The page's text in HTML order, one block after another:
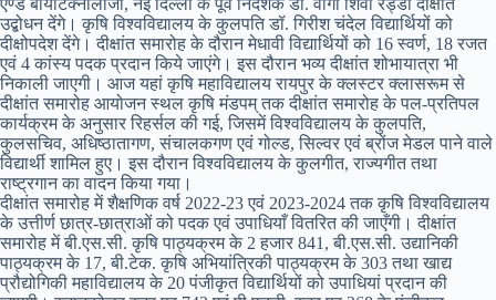
एण्ड बायोटेक्नोलॉजी, नई दिल्ली के पूर्व निदेशक डॉ. वांगा शिवा रेड्डी दीक्षांत
उद्बोधन देंगे। कृषि विश्वविद्यालय के कुलपति डॉ. गिरीश चंदेल विद्यार्थियों को
दीक्षोपदेश देंगे। दीक्षांत समारोह के दौरान मेधावी विद्यार्थियों को 16 स्वर्ण, 18 रजत
एवं 4 कांस्य पदक प्रदान किये जाएंगे। इस दौरान भव्य दीक्षांत शोभायात्रा भी
निकाली जाएगी। आज यहां कृषि महाविद्यालय रायपुर के क्लस्टर क्लासरूम से
दीक्षांत समारोह आयोजन स्थल कृषि मंडपम् तक दीक्षांत समारोह के पल-प्रतिपल
कार्यक्रम के अनुसार रिहर्सल की गई, जिसमें विश्वविद्यालय के कुलपति,
कुलसचिव, अधिष्ठातागण, संचालकगण एवं गोल्ड, सिल्वर एवं ब्रोंज मेडल पाने वाले
विद्यार्थी शामिल हुए। इस दौरान विश्वविद्यालय के कुलगीत, राज्यगीत तथा
राष्ट्रगान का वादन किया गया।
दीक्षांत समारोह में शैक्षणिक वर्ष 2022-23 एवं 2023-2024 तक कृषि विश्वविद्यालय
के उत्तीर्ण छात्र-छात्राओं को पदक एवं उपाधियाँ वितरित की जाएँगी। दीक्षांत
समारोह में बी.एस.सी. कृषि पाठ्यक्रम के 2 हजार 841, बी.एस.सी. उद्यानिकी
पाठ्यक्रम के 17, बी.टेक. कृषि अभियांत्रिकी पाठ्यक्रम के 303 तथा खाद्य
प्रौद्योगिकी महाविद्यालय के 20 पंजीकृत विद्यार्थियों को उपाधियां प्रदान की